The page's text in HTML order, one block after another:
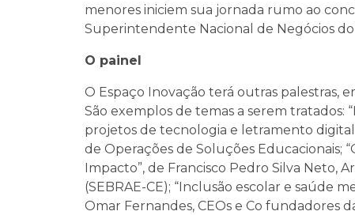
menores iniciem sua jornada rumo ao
Superintendente Nacional de Negócios
O painel
O Espaço Inovação terá outras palestras,
São exemplos de temas a serem
projetos de tecnologia e letramento
de Operações de Soluções Educacionais;
Impacto”, de Francisco Pedro Silva
(SEBRAE-CE); “Inclusão escolar e saúde
Omar Fernandes, CEOs e Co fundadores